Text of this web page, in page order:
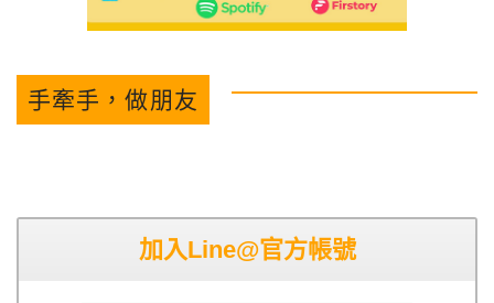
手牽手，做朋友
加入Line@官方帳號